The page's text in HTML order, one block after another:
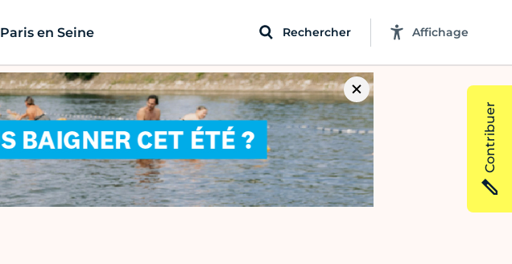
Paris en Seine Rechercher Affichage
Contribuer